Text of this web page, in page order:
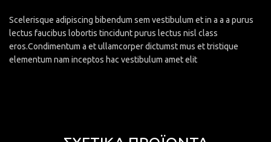
Scelerisque adipiscing bibendum sem vestibulum et in a a a purus
lectus faucibus lobortis tincidunt purus lectus nisl class
eros.Condimentum a et ullamcorper dictumst mus et tristique
elementum nam inceptos hac vestibulum amet elit